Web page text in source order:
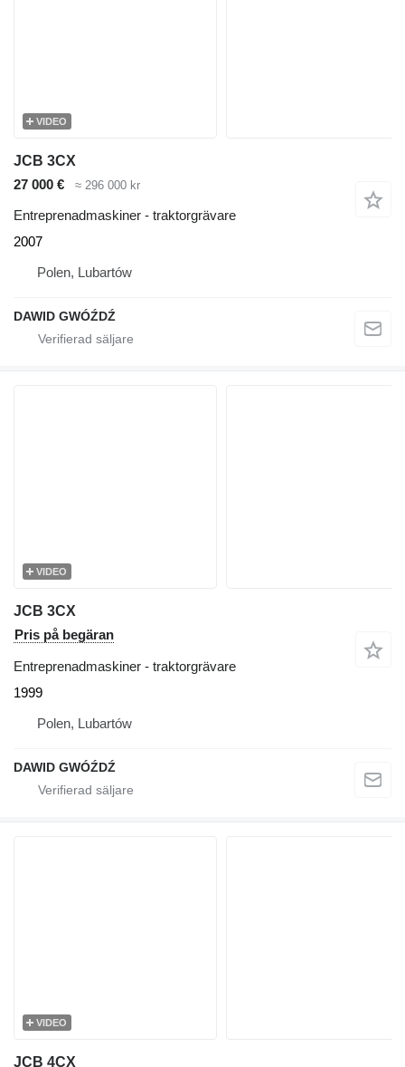
VIDEO
JCB 3CX
27 000 €
≈ 296 000 kr
Entreprenadmaskiner - traktorgrävare
2007
Polen, Lubartów
DAWID GWÓŹDŹ
VIDEO
JCB 3CX
Pris på begäran
Entreprenadmaskiner - traktorgrävare
1999
Polen, Lubartów
DAWID GWÓŹDŹ
VIDEO
JCB 4CX